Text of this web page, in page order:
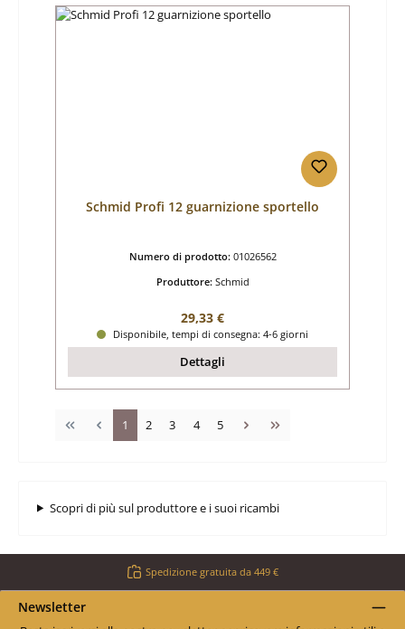
Schmid Profi 12 guarnizione sportello
Numero di prodotto: 01026562
Produttore: Schmid
Prezzo normale:
29,33 €
Disponibile, tempi di consegna: 4-6 giorni
Dettagli
Pagina
1 Pagina
2 Pagina
3 Pagina
4 Pagina
5
Scopri di più sul produttore e i suoi ricambi
Spedizione gratuita da 449 €
Newsletter